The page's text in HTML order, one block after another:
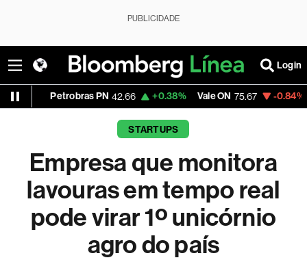
PUBLICIDADE
Login
Petrobras PN 42.66 +0.38% Vale ON 75.67 -0.84% Itaú PN
STARTUPS
Empresa que monitora
lavouras em tempo real
pode virar 1º unicórnio
agro do país